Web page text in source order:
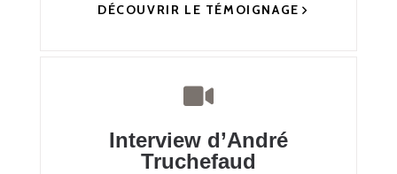
DÉCOUVRIR LE TÉMOIGNAGE
Interview d’André
Truchefaud